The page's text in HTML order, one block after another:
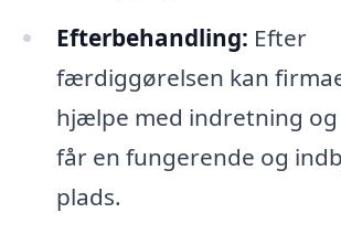
Efterbehandling: Efter
færdiggørelsen kan
hjælpe med indretning og
får en fungerende og
plads.